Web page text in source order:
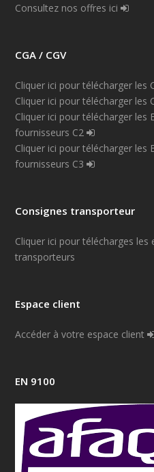
Consultez nos offres ici
CGA / CGV
Cliquer ici pour télécharger les
Cliquer ici pour télécharger les
Cliquer ici pour télécharger les
fournisseurs C2
Cliquer ici pour télécharger les
fournisseurs C3
Consignes transporteur
Cliquer ici pour télécharges les
transporteurs
Espace client
Accéder à votre espace client
EN 9100